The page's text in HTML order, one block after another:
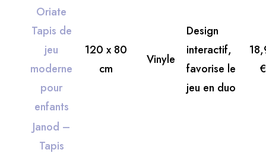
Oriate
Tapis de
jeu
moderne
pour
enfants
120 x 80
cm
Vinyle
Design
interactif,
favorise le
jeu en duo
€
Janod –
Tapis